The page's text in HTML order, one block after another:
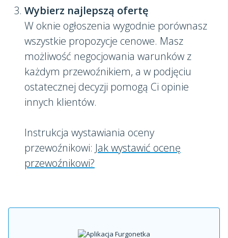
Wybierz najlepszą ofertę
W oknie ogłoszenia wygodnie porównasz
wszystkie propozycje cenowe. Masz
możliwość negocjowania warunków z
każdym przewoźnikiem, a w podjęciu
ostatecznej decyzji pomogą Ci opinie
innych klientów.
Instrukcja wystawiania oceny
przewoźnikowi: Jak wystawić ocenę
przewoźnikowi?